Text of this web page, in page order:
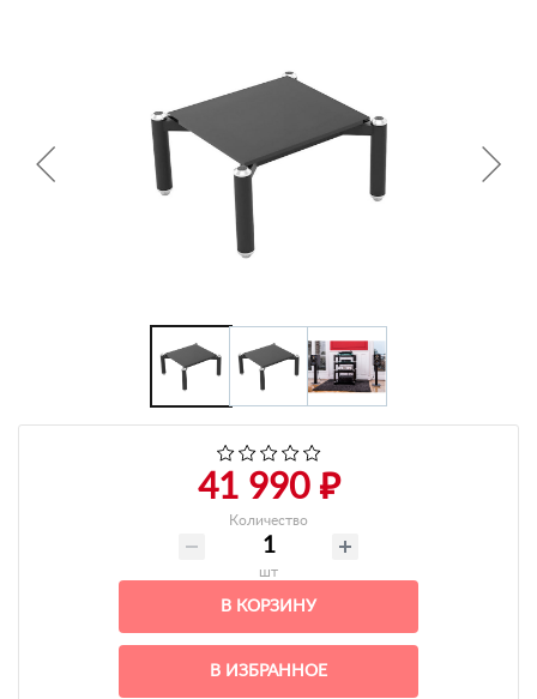
+7 495-951-3751
+7 495-951-3646
Ежедневно 10:00-20:00
info@h-c-h.ru
41 990 ₽
Количество
шт
В КОРЗИНУ
В ИЗБРАННОЕ